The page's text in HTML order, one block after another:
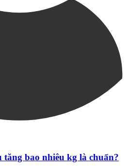
tăng bao nhiêu kg là chuẩn?